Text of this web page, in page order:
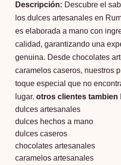
Descripción: Descubre el
los dulces artesanales en
es elaborada a mano con
calidad, garantizando una
genuina. Desde chocolates
caramelos caseros, nuestros
toque especial que no
lugar.otros clientes tambien
dulces artesanales
dulces hechos a mano
dulces caseros
chocolates artesanales
caramelos artesanales